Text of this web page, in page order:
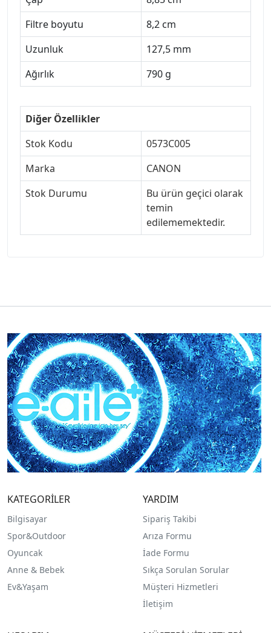
Filtre boyutu
8,2 cm
Uzunluk
127,5 mm
Ağırlık
790 g
Diğer Özellikler
Stok Kodu
0573C005
Marka
CANON
Stok Durumu
Bu ürün geçici olarak
temin
edilememektedir.
KATEGORİLER
Bilgisayar
Spor&Outdoor
Oyuncak
Anne & Bebek
Ev&Yaşam
YARDIM
Sipariş Takibi
Arıza Formu
İade Formu
Sıkça Sorulan Sorular
Müşteri Hizmetleri
İletişim